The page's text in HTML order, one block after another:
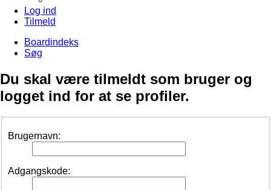
Log ind
Tilmeld
Boardindeks
Søg
Du skal være tilmeldt som bruger og
logget ind for at se profiler.
Brugernavn:
Adgangskode: